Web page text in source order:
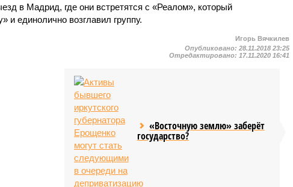
в Мадрид, где они встретятся с «Реалом», который
и единолично возглавил группу.
Игорь Вячкилев
Опубликовано:28.11.2018 23:25
Отредактировано: 17.11.2020 16:41
«Восточную землю» заберёт
государство?